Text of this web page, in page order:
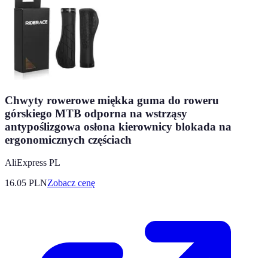
Chwyty rowerowe miękka guma do roweru
górskiego MTB odporna na wstrząsy
antypoślizgowa osłona kierownicy blokada na
ergonomicznych częściach
AliExpress PL
16.05 PLNZobacz cenę